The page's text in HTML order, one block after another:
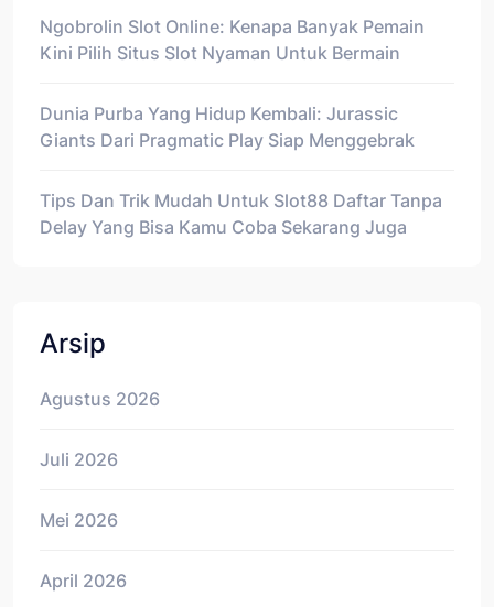
Ngobrolin Slot Online: Kenapa Banyak Pemain
Kini Pilih Situs Slot Nyaman Untuk Bermain
Dunia Purba Yang Hidup Kembali: Jurassic
Giants Dari Pragmatic Play Siap Menggebrak
Tips Dan Trik Mudah Untuk Slot88 Daftar Tanpa
Delay Yang Bisa Kamu Coba Sekarang Juga
Arsip
Agustus 2026
Juli 2026
Mei 2026
April 2026